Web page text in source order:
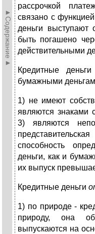
►Содержание►
рассрочкой
связано с
деньги выступают
быть погашено
действительными
Кредитные
бумажными
1) не имеют
являются знаками
3) являются
способность
деньги, как и
их выпуск
Кредитные деньги
1) по природе -
природу, она
выпускаются на